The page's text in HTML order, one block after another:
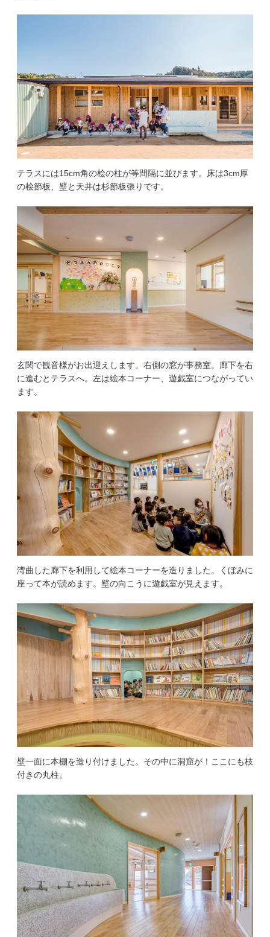
テラスには15cm角の桧の柱が等間隔に並びます。床は3cm厚
の桧節板、壁と天井は杉節板張りです。
玄関で観音様がお出迎えします。右側の窓が事務室。廊下を右
に進むとテラスへ。左は絵本コーナー、遊戯室につながってい
ます。
湾曲した廊下を利用して絵本コーナーを造りました。くぼみに
座って本が読めます。壁の向こうに遊戯室が見えます。
壁一面に本棚を造り付けました。その中に洞窟が！ここにも枝
付きの丸柱。